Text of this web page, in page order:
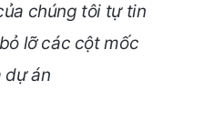
chúng tôi tự tin
lỡ các cột mốc
dự án